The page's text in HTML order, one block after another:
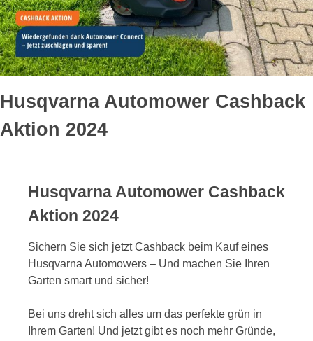
Husqvarna Automower Cashback
Aktion 2024
Husqvarna Automower Cashback
Aktion 2024
Sichern Sie sich jetzt Cashback beim Kauf eines
Husqvarna Automowers – Und machen Sie Ihren
Garten smart und sicher!
Bei uns dreht sich alles um das perfekte grün in
Ihrem Garten! Und jetzt gibt es noch mehr Gründe,